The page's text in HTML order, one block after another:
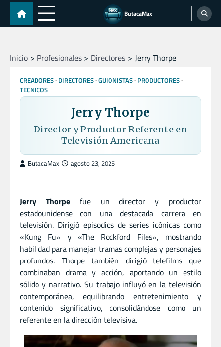
Skip
content
ButacaMax
Inicio Profesionales Directores Jerry Thorpe
CREADORES DIRECTORES GUIONISTAS PRODUCTORES
TÉCNICOS
Jerry Thorpe
Director y Productor Referente en
Televisión Americana
ButacaMax agosto 23, 2025
Jerry Thorpefue un director y productor
estadounidense con una destacada carrera en
televisión. Dirigió episodios de series icónicas como
«Kung Fu» y «The Rockford Files», mostrando
habilidad para manejar tramas complejas y personajes
profundos. Thorpe también dirigió telefilms que
combinaban drama y acción, aportando un estilo
sólido y narrativo. Su trabajo influyó en la televisión
contemporánea, equilibrando entretenimiento y
contenido significativo, consolidándose como un
referente en la dirección televisiva.